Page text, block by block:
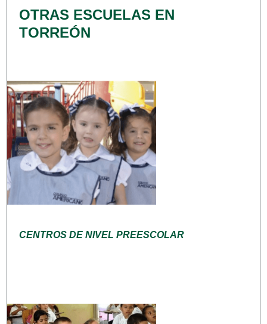
OTRAS ESCUELAS EN
TORREÓN
CENTROS DE NIVEL PREESCOLAR